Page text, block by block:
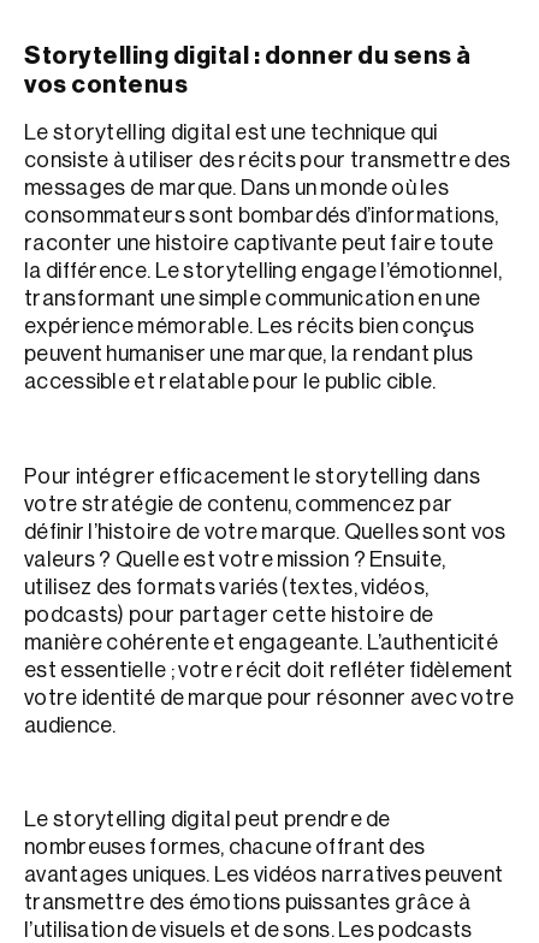
Storytelling digital : donner du sens à
vos contenus
Le storytelling digital est une technique qui
consiste à utiliser des récits pour transmettre des
messages de marque. Dans un monde où les
consommateurs sont bombardés d’informations,
raconter une histoire captivante peut faire toute
la différence. Le storytelling engage l’émotionnel,
transformant une simple communication en une
expérience mémorable. Les récits bien conçus
peuvent humaniser une marque, la rendant plus
accessible et relatable pour le public cible.
Pour intégrer efficacement le storytelling dans
votre stratégie de contenu, commencez par
définir l’histoire de votre marque. Quelles sont vos
valeurs ? Quelle est votre mission ? Ensuite,
utilisez des formats variés (textes, vidéos,
podcasts) pour partager cette histoire de
manière cohérente et engageante. L’authenticité
est essentielle ; votre récit doit refléter fidèlement
votre identité de marque pour résonner avec votre
audience.
Le storytelling digital peut prendre de
nombreuses formes, chacune offrant des
avantages uniques. Les vidéos narratives peuvent
transmettre des émotions puissantes grâce à
l’utilisation de visuels et de sons. Les podcasts